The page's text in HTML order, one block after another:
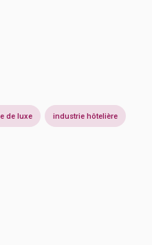
de luxe industrie hôtelière